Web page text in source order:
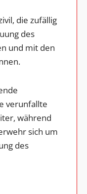
die zufällig
des
und mit den
verunfallte
während
sich um
des